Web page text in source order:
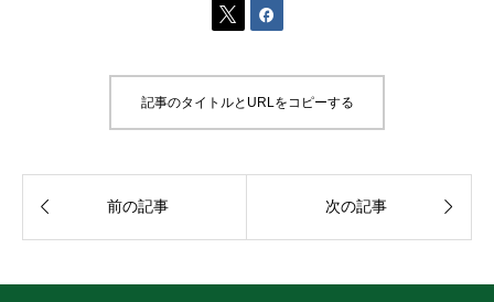
 
記事のタイトルとURLをコピーする
 前の記事 次の記事 